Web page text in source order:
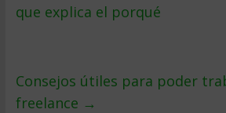
que explica el porqué
Consejos útiles para poder
freelance →